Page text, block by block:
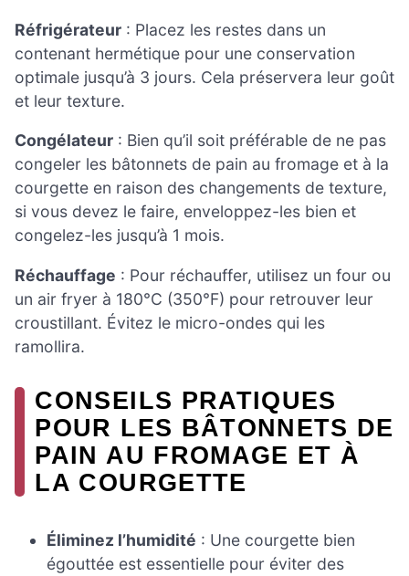
Réfrigérateur : Placez les restes dans un
contenant hermétique pour une conservation
optimale jusqu’à 3 jours. Cela préservera leur goût
et leur texture.
Congélateur : Bien qu’il soit préférable de ne pas
congeler les bâtonnets de pain au fromage et à la
courgette en raison des changements de texture,
si vous devez le faire, enveloppez-les bien et
congelez-les jusqu’à 1 mois.
Réchauffage : Pour réchauffer, utilisez un four ou
un air fryer à 180°C (350°F) pour retrouver leur
croustillant. Évitez le micro-ondes qui les
ramollira.
CONSEILS PRATIQUES
POUR LES BÂTONNETS DE
PAIN AU FROMAGE ET À
LA COURGETTE
Éliminez l’humidité : Une courgette bien
égouttée est essentielle pour éviter des